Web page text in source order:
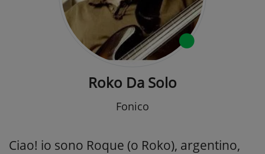
Roko Da Solo
Fonico
Ciao! io sono Roque (o Roko), argentino,